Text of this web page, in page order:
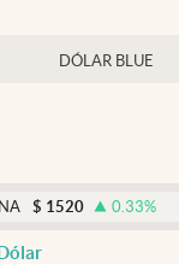
DÓLAR BLUE
0.33%